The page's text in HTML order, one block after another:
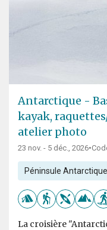
Antarctique -
kayak,
atelier photo
23 nov. - 5 déc., 2026•
Péninsule Antarctique
La croisière